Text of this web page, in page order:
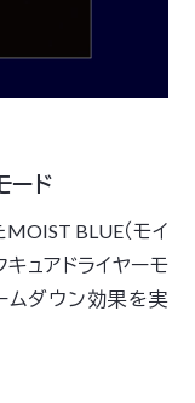
ード
BLUE（モイ
キュアドライヤーモ
ムダウン効果を実